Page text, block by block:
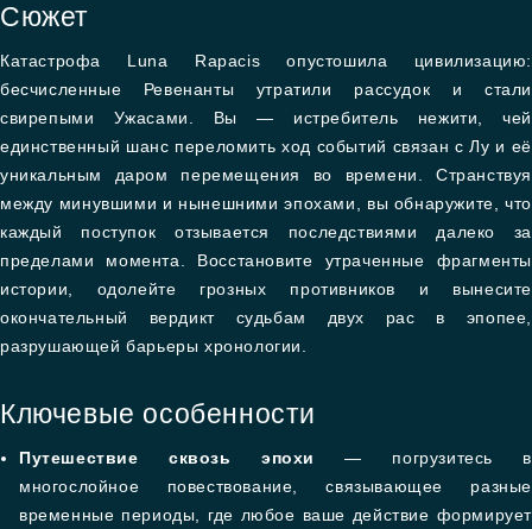
Сюжет
Катастрофа Luna Rapacis опустошила цивилизацию:
бесчисленные Ревенанты утратили рассудок и стали
свирепыми Ужасами. Вы — истребитель нежити, чей
единственный шанс переломить ход событий связан с Лу и её
уникальным даром перемещения во времени. Странствуя
между минувшими и нынешними эпохами, вы обнаружите, что
каждый поступок отзывается последствиями далеко за
пределами момента. Восстановите утраченные фрагменты
истории, одолейте грозных противников и вынесите
окончательный вердикт судьбам двух рас в эпопее,
разрушающей барьеры хронологии.
Ключевые особенности
Путешествие сквозь эпохи
— погрузитесь в
многослойное повествование, связывающее разные
временные периоды, где любое ваше действие формирует